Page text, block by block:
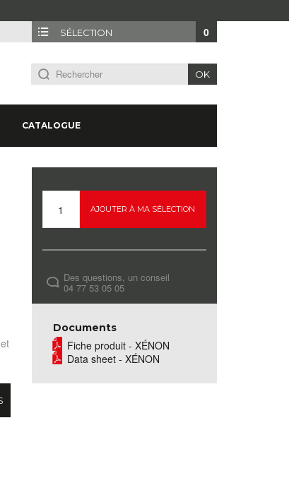
SÉLECTION 0
OK
CATALOGUE
AJOUTER À MA SÉLECTION
Des questions, un conseil
04 77 53 05 05
Documents
Fiche produit - XÉNON
Data sheet - XÉNON